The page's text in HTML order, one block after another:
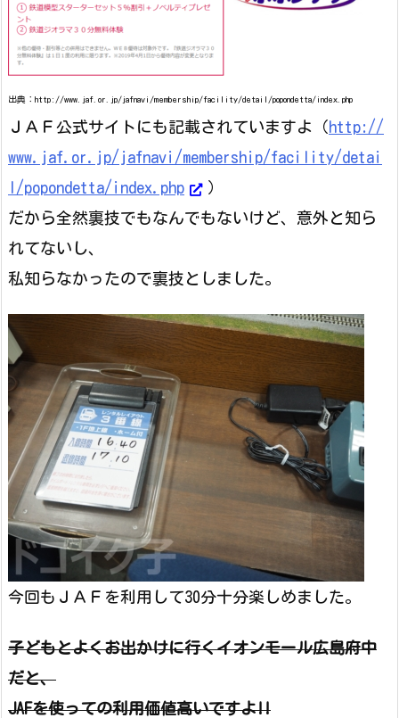
出典：http://www.jaf.or.jp/jafnavi/membership/facility/detail/popondetta/index.php
ＪＡＦ公式サイトにも記載されていますよ（http://
www.jaf.or.jp/jafnavi/membership/facility/detai
l/popondetta/index.php
）
だから全然裏技でもなんでもないけど、意外と知ら
れてないし、
私知らなかったので裏技としました。
今回もＪＡＦを利用して30分十分楽しめました。
子どもとよくお出かけに行くイオンモール広島府中
だと、
JAFを使っての利用価値高いですよ!!